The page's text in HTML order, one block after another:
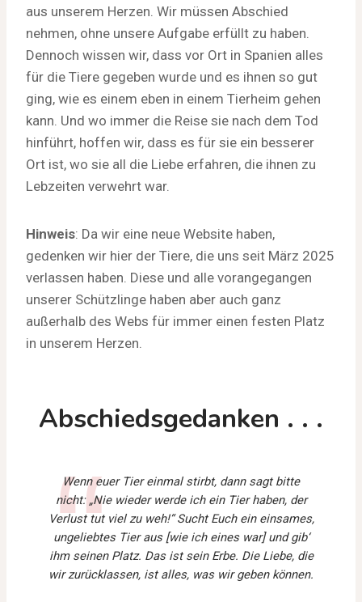
aus unserem Herzen. Wir müssen Abschied
nehmen, ohne unsere Aufgabe erfüllt zu haben.
Dennoch wissen wir, dass vor Ort in Spanien alles
für die Tiere gegeben wurde und es ihnen so gut
ging, wie es einem eben in einem Tierheim gehen
kann. Und wo immer die Reise sie nach dem Tod
hinführt, hoffen wir, dass es für sie ein besserer
Ort ist, wo sie all die Liebe erfahren, die ihnen zu
Lebzeiten verwehrt war.
Hinweis: Da wir eine neue Website haben,
gedenken wir hier der Tiere, die uns seit März 2025
verlassen haben. Diese und alle vorangegangen
unserer Schützlinge haben aber auch ganz
außerhalb des Webs für immer einen festen Platz
in unserem Herzen.
Abschiedsgedanken . . .
Wenn euer Tier einmal stirbt, dann sagt bitte
nicht: „Nie wieder werde ich ein Tier haben, der
Verlust tut viel zu weh!“ Sucht Euch ein einsames,
ungeliebtes Tier aus [wie ich eines war] und gib‘
ihm seinen Platz. Das ist sein Erbe. Die Liebe, die
wir zurücklassen, ist alles, was wir geben können.